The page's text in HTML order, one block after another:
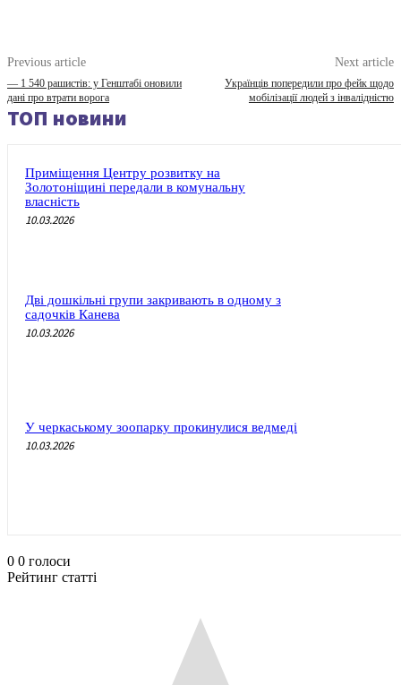
Previous article
— 1 540 рашистів: у Генштабі оновили
дані про втрати ворога
Next article
Українців попередили про фейк щодо
мобілізації людей з інвалідністю
ТОП новини
Приміщення Центру розвитку на
Золотоніщині передали в комунальну
власність
10.03.2026
Дві дошкільні групи закривають в одному з
садочків Канева
10.03.2026
У черкаському зоопарку прокинулися ведмеді
10.03.2026
0 0 голоси
Рейтинг статті